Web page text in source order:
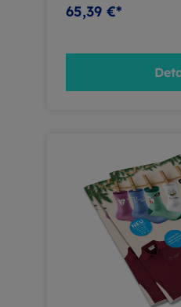
bietet
einlaufvorbehandelt
Legeres 5-Pocket-
dekorativer
KnopfWaschbar:
40 °C Ihre Vorteile: Elastisches
Material für
Bewegungsfreiheit Strapazierfähig
und pflegeleicht
vorgewaschene Qualität
kombinierbar für
Teamkleidung
65,39 €*